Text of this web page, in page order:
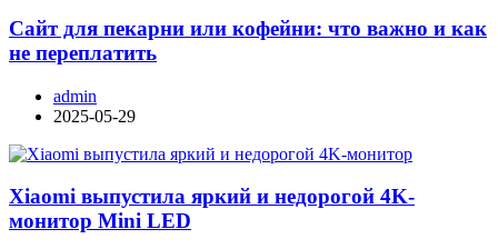
Сайт для пекарни или кофейни: что важно и как
не переплатить
admin
2025-05-29
Xiaomi выпустила яркий и недорогой 4K-
монитор Mini LED